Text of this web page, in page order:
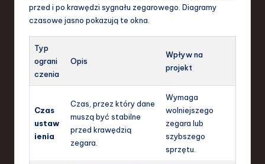
przed i po krawędzi sygnału zegarowego. Diagramy
czasowe jasno pokazują te okna.
Typ
ograni
czenia
Opis
Wpływ na
projekt
Czas
ustaw
ienia
Czas, przez który dane
muszą być stabilne
przed krawędzią
zegara.
Wymaga
wolniejszego
zegara lub
szybszego
sprzętu.